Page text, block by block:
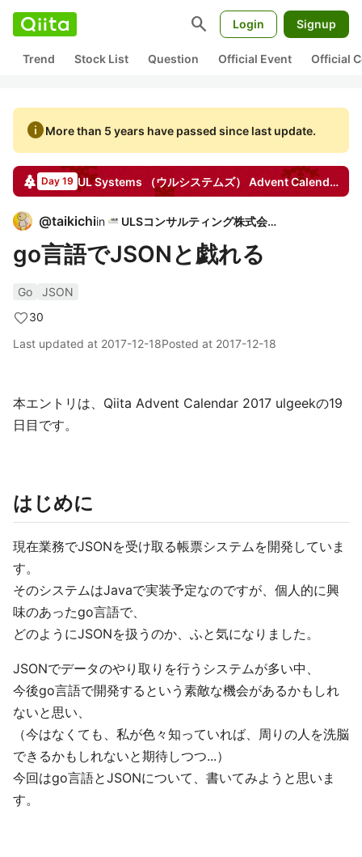
search Login Signup
Trend Stock List Question Official Event Official
infoMore than 5 years have passed since last update.
Day 19 UL Systems （ウルシステムズ） Advent Calendar
@taikichiin ULSコンサルティング株式会社
go言語でJSONと戯れる
Go
JSON
30
Last updated at 2017-12-18Posted at 2017-12-18
本エントリは、Qiita Advent Calendar 2017 ulgeekの19
日目です。
はじめに
現在業務でJSONを受け取る帳票システムを開発していま
す。
そのシステムはJavaで実装予定なのですが、個人的に興
味のあったgo言語で、
どのようにJSONを扱うのか、ふと気になりました。
JSONでデータのやり取りを行うシステムが多い中、
今後go言語で開発するという素敵な機会があるかもしれ
ないと思い、
（今はなくても、私が色々知っていれば、周りの人を洗脳
できるかもしれないと期待しつつ...）
今回はgo言語とJSONについて、書いてみようと思いま
す。